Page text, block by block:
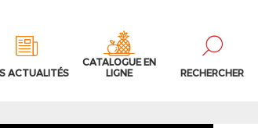
ACTUALITÉS
CATALOGUE EN
LIGNE
RECHERCHER